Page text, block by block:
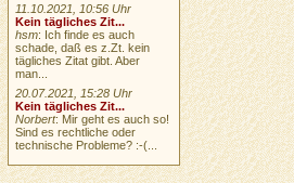
11.10.2021, 10:56 Uhr
Kein tägliches Zit...
hsm: Ich finde es auch
schade, daß es z.Zt. kein
tägliches Zitat gibt. Aber
man...
20.07.2021, 15:28 Uhr
Kein tägliches Zit...
Norbert: Mir geht es auch so!
Sind es rechtliche oder
technische Probleme? :-(...